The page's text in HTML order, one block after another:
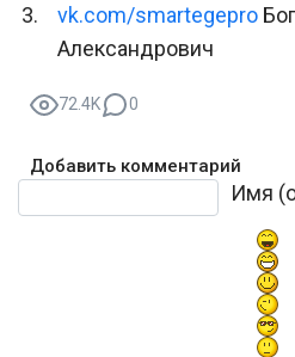
vk.com/smartegepro
Александрович
72.4K 0
Добавить комментарий
Имя
Текст комментария